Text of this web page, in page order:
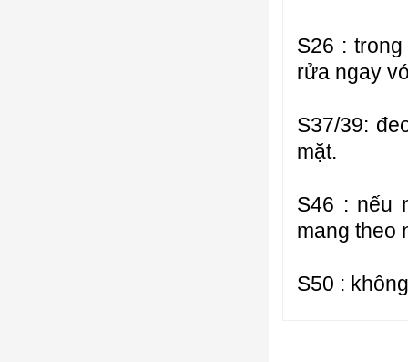
S26 :
rửa ngay
S37/39:
mặt.
S46 : nếu
mang theo
S50 :